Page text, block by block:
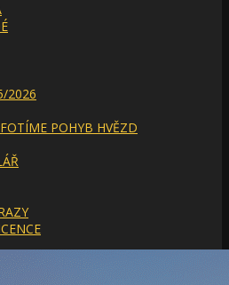
2026
POHYB HVĚZD